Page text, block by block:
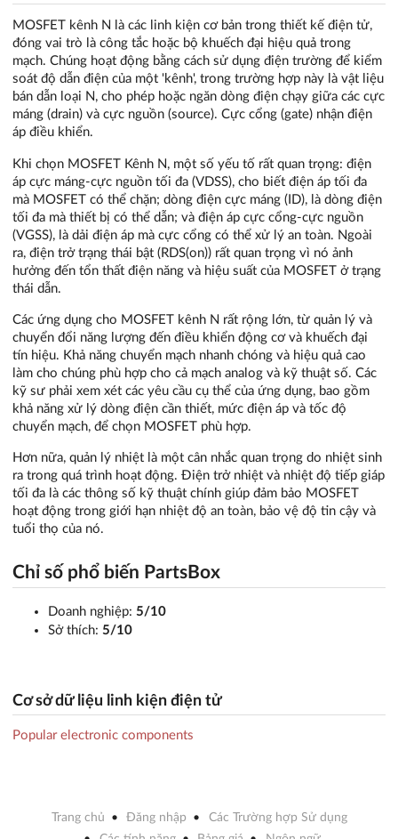
MOSFET kênh N là các linh kiện cơ bản trong thiết kế điện tử,
đóng vai trò là công tắc hoặc bộ khuếch đại hiệu quả trong
mạch. Chúng hoạt động bằng cách sử dụng điện trường để kiểm
soát độ dẫn điện của một 'kênh', trong trường hợp này là vật liệu
bán dẫn loại N, cho phép hoặc ngăn dòng điện chạy giữa các cực
máng (drain) và cực nguồn (source). Cực cổng (gate) nhận điện
áp điều khiển.
Khi chọn MOSFET Kênh N, một số yếu tố rất quan trọng: điện
áp cực máng-cực nguồn tối đa (VDSS), cho biết điện áp tối đa
mà MOSFET có thể chặn; dòng điện cực máng (ID), là dòng điện
tối đa mà thiết bị có thể dẫn; và điện áp cực cổng-cực nguồn
(VGSS), là dải điện áp mà cực cổng có thể xử lý an toàn. Ngoài
ra, điện trở trạng thái bật (RDS(on)) rất quan trọng vì nó ảnh
hưởng đến tổn thất điện năng và hiệu suất của MOSFET ở trạng
thái dẫn.
Các ứng dụng cho MOSFET kênh N rất rộng lớn, từ quản lý và
chuyển đổi năng lượng đến điều khiển động cơ và khuếch đại
tín hiệu. Khả năng chuyển mạch nhanh chóng và hiệu quả cao
làm cho chúng phù hợp cho cả mạch analog và kỹ thuật số. Các
kỹ sư phải xem xét các yêu cầu cụ thể của ứng dụng, bao gồm
khả năng xử lý dòng điện cần thiết, mức điện áp và tốc độ
chuyển mạch, để chọn MOSFET phù hợp.
Hơn nữa, quản lý nhiệt là một cân nhắc quan trọng do nhiệt sinh
ra trong quá trình hoạt động. Điện trở nhiệt và nhiệt độ tiếp giáp
tối đa là các thông số kỹ thuật chính giúp đảm bảo MOSFET
hoạt động trong giới hạn nhiệt độ an toàn, bảo vệ độ tin cậy và
tuổi thọ của nó.
Chỉ số phổ biến PartsBox
Doanh nghiệp: 5/10
Sở thích: 5/10
Cơ sở dữ liệu linh kiện điện tử
Popular electronic components
Trang chủ Đăng nhập
Các Trường hợp Sử dụng